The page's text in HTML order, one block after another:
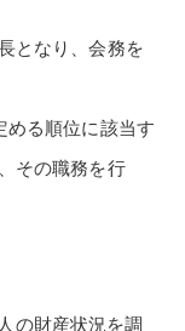
となり、会務を
る順位に該当す
その職務を行
の財産状況を調